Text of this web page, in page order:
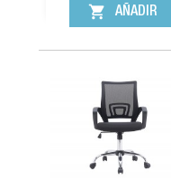
shopping_cart AÑADIR